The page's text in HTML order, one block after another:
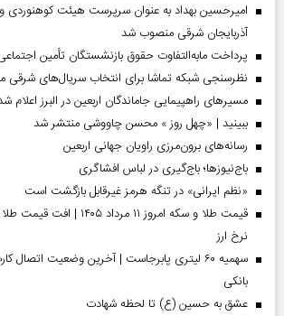
امیرحسین بهداد به عنوان سرپرست هیئت
آذربایجان شرقی منصوب شد
پرداخت مابه‌التفاوت حقوق بازنشستگان تأمین
نظرسنجی شبکه تماشا برای انتخاب سریال‌های شرقی
مسیر‌های راهپیمایی جاماندگان اربعین در البرز اعلام
ببینید | «چهل روز » محسن چاووشی منتشر شد
رسانه‌های برون‌مرزی راویان جهانی اربعین
باج‌نیوزها؛ باج‌گیری در لباس افشاگری
«نظم ایرانی» در تنگه هرمز غیرقابل بازگشت است
قیمت طلا و سکه امروز ۱۱
نرخ ارز
سهمیه ۶۰ لیتری پابرجاست | آخرین وضعیت
بانکی
عشق به حسین (ع) تا لحظه شهادت